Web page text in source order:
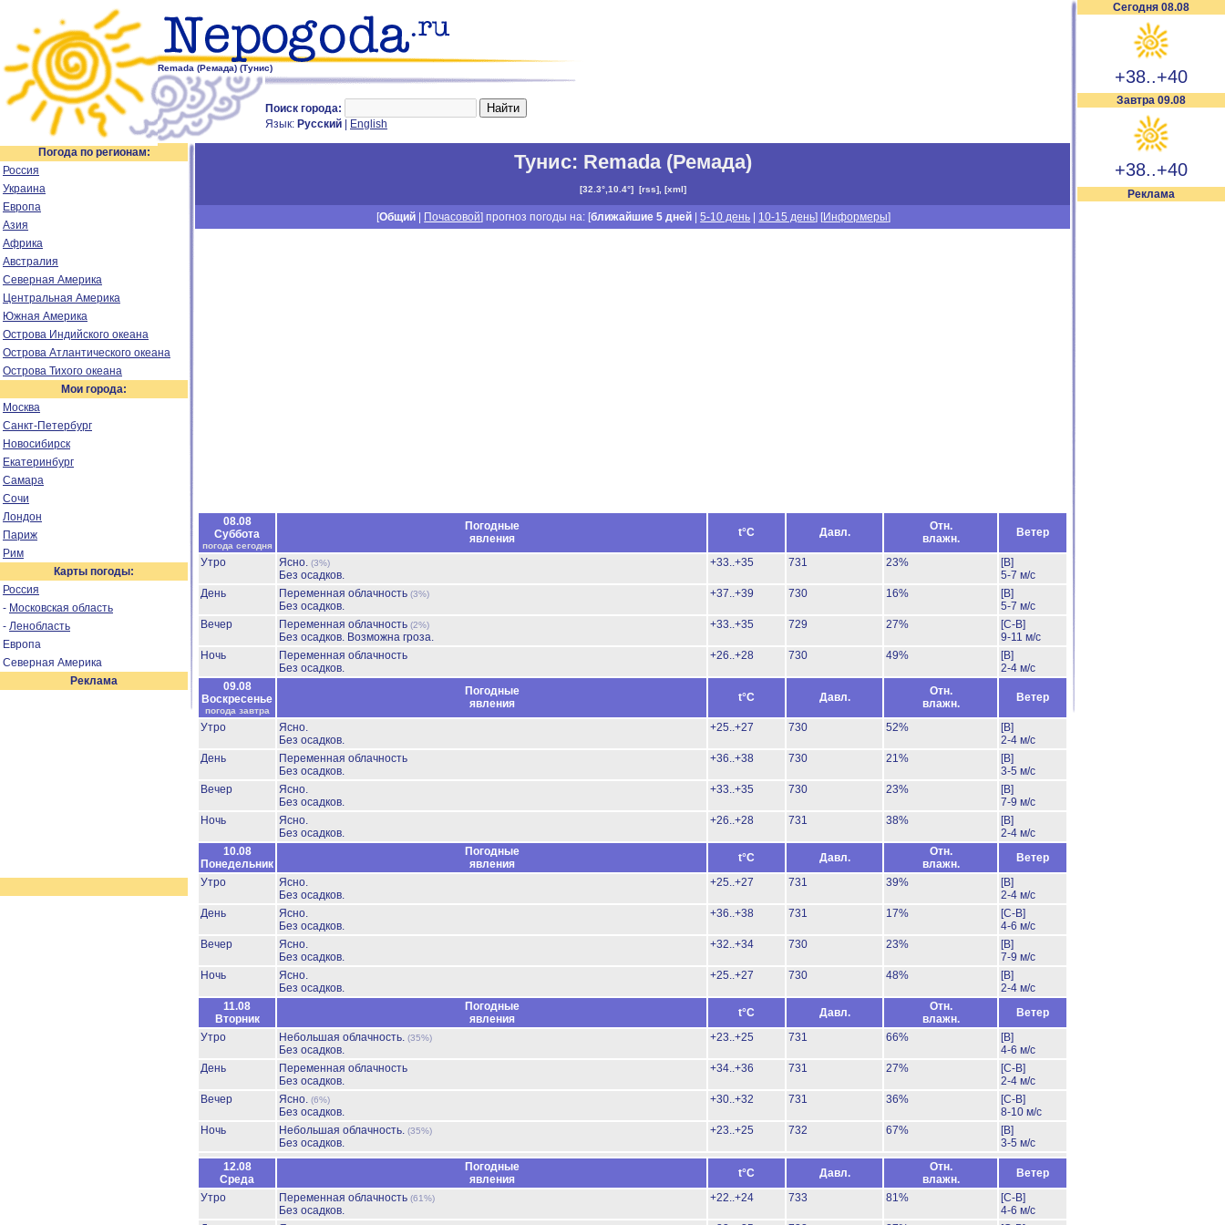
Remada (Ремада) (Тунис)
Поиск города:
Язык: Русский English
Сегодня 08.08
+38..+40
Завтра 09.08
+38..+40
Реклама
Погода по регионам:
Россия
Украина
Европа
Азия
Африка
Австралия
Северная Америка
Центральная Америка
Южная Америка
Острова Индийского океана
Острова Атлантического океана
Острова Тихого океана
Мои города:
Москва
Санкт-Петербург
Новосибирск
Екатеринбург
Самара
Сочи
Лондон
Париж
Рим
Карты погоды:
Россия
- Московская область
- Ленобласть
Европа
Северная Америка
Реклама
Тунис: Remada (Ремада)
[32.3°,10.4°] [rss], [xml]
[Общий Почасовой] прогноз погоды на: [ближайшие 5 дней |5-10 день 10-15 день] [Информеры]
08.08
Суббота
погода сегодня
Погодные
явления
t°C Давл.
Отн.
влажн.
Ветер
Утро Ясно. (3%)
Без осадков.
+33..+35 731 23%
[В]
5-7 м/с
День
Переменная облачность (3%)
Без осадков.
+37..+39 730 16%
[В]
5-7 м/с
Вечер
Переменная облачность (2%)
Без осадков. Возможна гроза.
+33..+35 729 27%
[С-В]
9-11 м/с
Ночь
Переменная облачность
Без осадков.
+26..+28 730 49%
[В]
2-4 м/с
09.08
Воскресенье
погода завтра
Погодные
явления
t°C Давл.
Отн.
влажн.
Ветер
Утро
Ясно.
Без осадков.
+25..+27 730 52%
[В]
2-4 м/с
День
Переменная облачность
Без осадков.
+36..+38 730 21%
[В]
3-5 м/с
Вечер
Ясно.
Без осадков.
+33..+35 730 23%
[В]
7-9 м/с
Ночь
Ясно.
Без осадков.
+26..+28 731 38%
[В]
2-4 м/с
10.08
Понедельник
Погодные
явления
t°C Давл.
Отн.
влажн.
Ветер
Утро
Ясно.
Без осадков.
+25..+27 731 39%
[В]
2-4 м/с
День
Ясно.
Без осадков.
+36..+38 731 17%
[С-В]
4-6 м/с
Вечер
Ясно.
Без осадков.
+32..+34 730 23%
[В]
7-9 м/с
Ночь
Ясно.
Без осадков.
+25..+27 730 48%
[В]
2-4 м/с
11.08
Вторник
Погодные
явления
t°C Давл.
Отн.
влажн.
Ветер
Утро
Небольшая облачность. (35%)
Без осадков.
+23..+25 731 66%
[В]
4-6 м/с
День
Переменная облачность
Без осадков.
+34..+36 731 27%
[С-В]
2-4 м/с
Вечер
Ясно. (6%)
Без осадков.
+30..+32 731 36%
[С-В]
8-10 м/с
Ночь
Небольшая облачность. (35%)
Без осадков.
+23..+25 732 67%
[В]
3-5 м/с
12.08
Среда
Погодные
явления
t°C Давл.
Отн.
влажн.
Ветер
Утро
Переменная облачность (61%)
Без осадков.
+22..+24 733 81%
[С-В]
4-6 м/с